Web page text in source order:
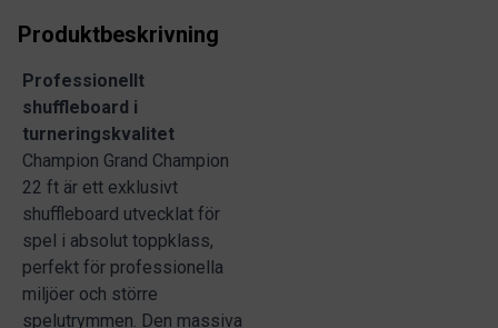
Produktbeskrivning
Professionellt
shuffleboard i
turneringskvalitet
Champion Grand Champion
22 ft är ett exklusivt
shuffleboard utvecklat för
spel i absolut toppklass,
perfekt för professionella
miljöer och större
spelutrymmen. Den massiva